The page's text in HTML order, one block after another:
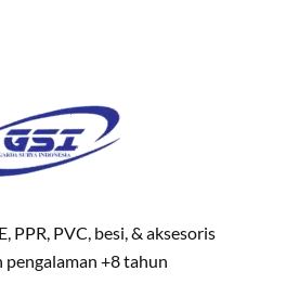
PPR, PVC, besi, & aksesoris
+8 tahun